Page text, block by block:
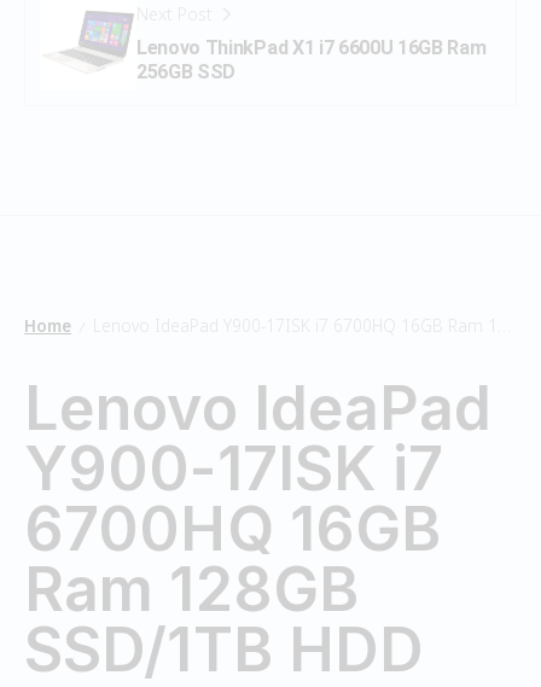
Next Post
Lenovo ThinkPad X1 i7 6600U 16GB Ram
256GB SSD
Home Lenovo IdeaPad Y900-17ISK i7 6700HQ 16GB Ram 128GB SSD/1TB HDD
Lenovo IdeaPad
Y900-17ISK i7
6700HQ 16GB
Ram 128GB
SSD/1TB HDD